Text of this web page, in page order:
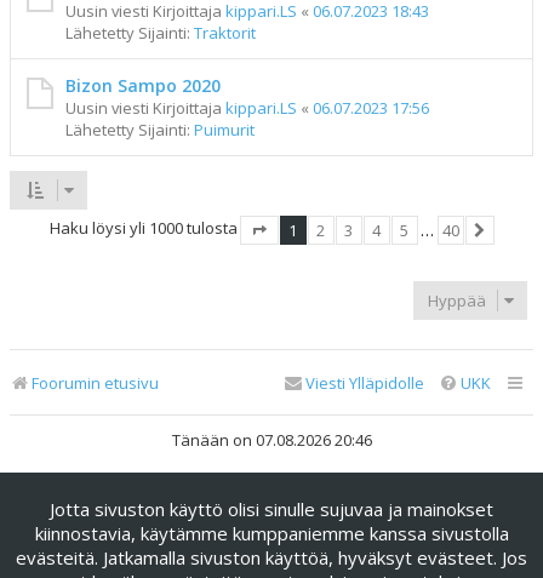
Uusin viesti Kirjoittaja kippari.LS « 06.07.2023 18:43
Lähetetty Sijainti: Traktorit
Bizon Sampo 2020
Uusin viesti Kirjoittaja kippari.LS « 06.07.2023 17:56
Lähetetty Sijainti: Puimurit
Haku löysi yli 1000 tulosta
1 2 3 4 5 … 40
Hyppää
Foorumin etusivu UKK
Viesti Ylläpidolle
Tänään on 07.08.2026 20:46
phpBB Limited
Käännös: phpBB Suomi (lurttinen, harritapio, Pettis)
phpBB Metro Theme by PixelGoose Studio
Jotta sivuston käyttö olisi sinulle sujuvaa ja mainokset
kiinnostavia, käytämme kumppaniemme kanssa sivustolla
evästeitä. Jatkamalla sivuston käyttöä, hyväksyt evästeet. Jos